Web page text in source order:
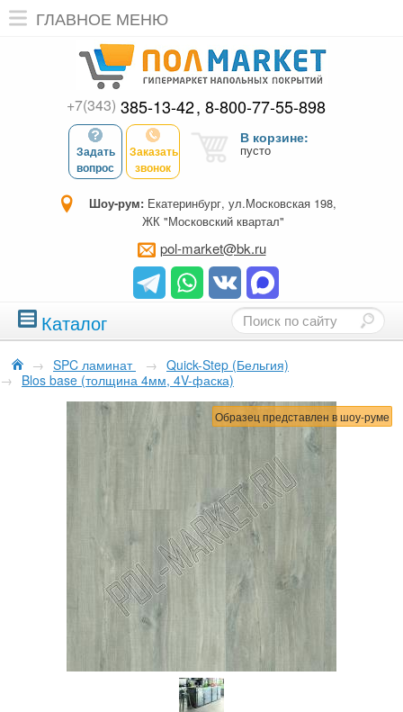
ГЛАВНОЕ МЕНЮ
+7(343) 385-13-42 8-800-77-55-898
Задать
вопрос
Заказать
звонок
В корзине:
пусто
Шоу-рум: Екатеринбург, ул.Московская 198,
ЖК "Московский квартал"
pol-market@bk.ru
Каталог
→ SPC ламинат → Quick-Step (Бельгия)
→ Blos base (толщина 4мм, 4V-фаска)
Образец представлен в шоу-руме